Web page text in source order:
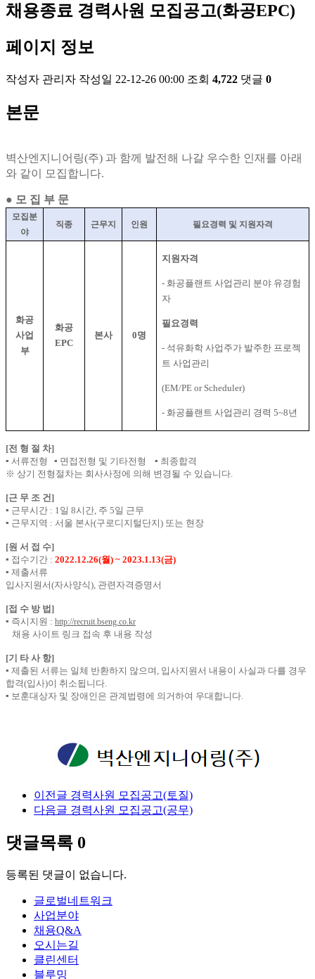
채용종료 경력사원 모집공고(화공EPC)
페이지 정보
작성자 관리자 작성일 22-12-26 00:00 조회 4,722 댓글 0
본문
벽산엔지니어링(주) 과 함께 발전해 나갈 우수한 인재를 아래
와 같이 모집합니다.
● 모 집 부 문
모집분
야
직종 근무지 인원 필요경력 및 지원자격
화공
사업
부
화공
EPC
본사 0명
지원자격
- 화공플랜트 사업관리 분야 유경험
자
필요경력
- 석유화학 사업주가 발주한 프로젝
트 사업관리
(EM/PE or Scheduler)
- 화공플랜트 사업관리 경력 5~8년
[전 형 절 차]
▪ 서류전형 ▪ 면접전형 및 기타전형 ▪ 최종합격
※ 상기 전형절차는 회사사정에 의해 변경될 수 있습니다.
[근 무 조 건]
▪ 근무시간 : 1일 8시간, 주 5일 근무
▪ 근무지역 : 서울 본사(구로디지털단지) 또는 현장
[원 서 접 수]
▪ 접수기간 : 2022.12.26(월) ~ 2023.1.13(금)
▪ 제출서류
입사지원서(자사양식), 관련자격증명서
[접 수 방 법]
▪ 즉시지원 : http://recruit.bseng.co.kr
채용 사이트 링크 접속 후 내용 작성
[기 타 사 항]
▪ 제출된 서류는 일체 반환하지 않으며, 입사지원서 내용이 사실과 다를 경우
합격(입사)이 취소됩니다.
▪ 보훈대상자 및 장애인은 관계법령에 의거하여 우대합니다.
이전글 경력사원 모집공고(토질)
다음글 경력사원 모집공고(공무)
댓글목록 0
등록된 댓글이 없습니다.
글로벌네트워크
사업분야
채용Q&A
오시는길
클린센터
블루밍